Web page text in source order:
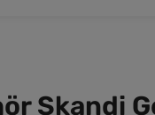
Skandi